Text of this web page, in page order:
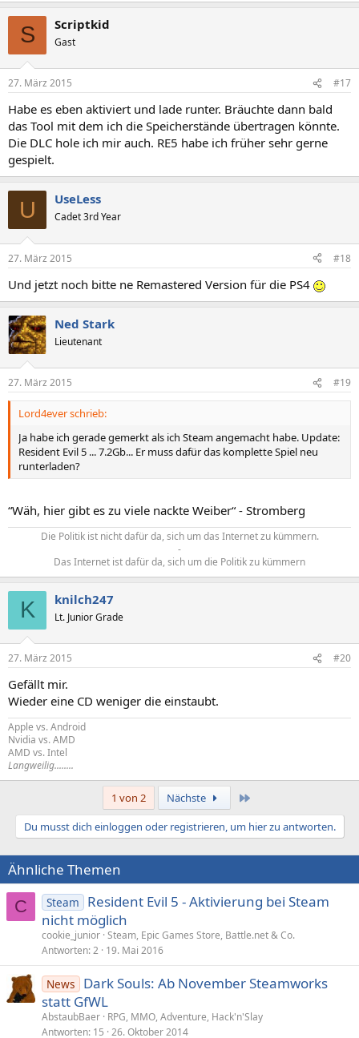
S Scriptkid
Gast
27. März 2015 #17
Habe es eben aktiviert und lade runter. Bräuchte dann bald
das Tool mit dem ich die Speicherstände übertragen könnte.
Die DLC hole ich mir auch. RE5 habe ich früher sehr gerne
gespielt.
U UseLess
Cadet 3rd Year
27. März 2015 #18
Und jetzt noch bitte ne Remastered Version für die PS4
Ned Stark
Lieutenant
27. März 2015 #19
Lord4ever schrieb:
Ja habe ich gerade gemerkt als ich Steam angemacht habe. Update:
Resident Evil 5 ... 7.2Gb... Er muss dafür das komplette Spiel neu
runterladen?
“Wäh, hier gibt es zu viele nackte Weiber“ - Stromberg
Die Politik ist nicht dafür da, sich um das Internet zu kümmern.
-
Das Internet ist dafür da, sich um die Politik zu kümmern​
K knilch247
Lt. Junior Grade
27. März 2015 #20
Gefällt mir.
Wieder eine CD weniger die einstaubt.
Apple vs. Android
Nvidia vs. AMD
AMD vs. Intel
Langweilig........
1 von 2 Nächste
Du musst dich einloggen oder registrieren, um hier zu antworten.
Ähnliche Themen
C Steam
Resident Evil 5 - Aktivierung bei Steam
nicht möglich
cookie_junior Steam, Epic Games Store, Battle.net & Co.
Antworten 2 19. Mai 2016
News
Dark Souls: Ab November Steamworks
statt GfWL
AbstaubBaer RPG, MMO, Adventure, Hack'n'Slay
Antworten 15 26. Oktober 2014